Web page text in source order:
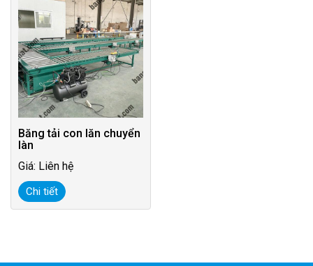
Băng tải con lăn chuyển
làn
Giá: Liên hệ
Chi tiết